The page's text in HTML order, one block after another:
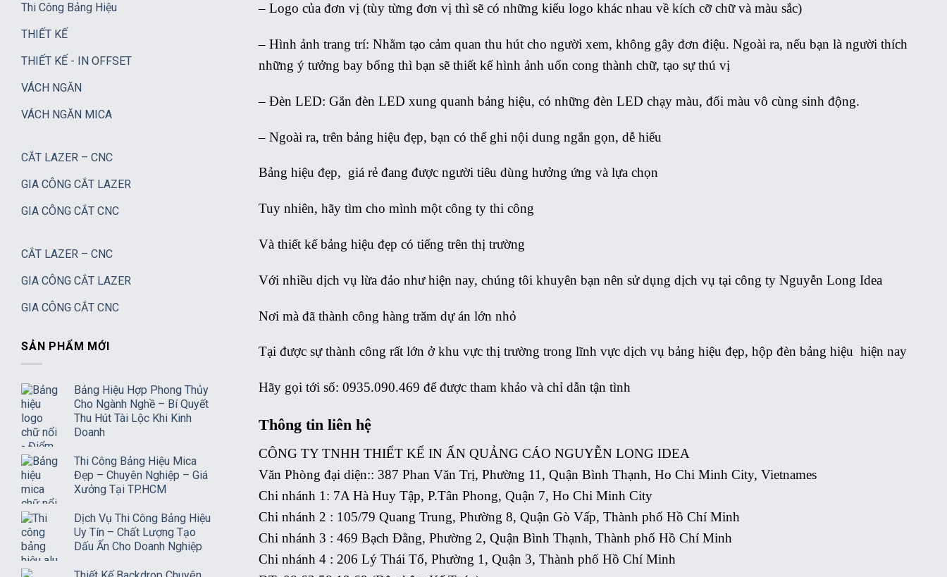
Thi Công Bảng Hiệu
THIẾT KẾ
THIẾT KẾ - IN OFFSET
VÁCH NGĂN
VÁCH NGĂN MICA
CẮT LAZER – CNC
GIA CÔNG CẮT LAZER
GIA CÔNG CẮT CNC
CẮT LAZER – CNC
GIA CÔNG CẮT LAZER
GIA CÔNG CẮT CNC
SẢN PHẨM MỚI
Bảng Hiệu Hợp Phong Thủy
Cho Ngành Nghề – Bí Quyết
Thu Hút Tài Lộc Khi Kinh
Doanh
Thi Công Bảng Hiệu Mica
Đẹp – Chuyên Nghiệp – Giá
Xưởng Tại TP.HCM
Dịch Vụ Thi Công Bảng Hiệu
Uy Tín – Chất Lượng Tạo
Dấu Ấn Cho Doanh Nghiệp
– Logo của đơn vị (tùy từng đơn vị thì sẽ có những kiểu logo khác nhau về kích cỡ chữ và màu sắc)
– Hình ảnh trang trí: Nhằm tạo cảm quan thu hút cho người xem, không gây đơn điệu. Ngoài ra, nếu bạn là người thích
những ý tưởng bay bổng thì bạn sẽ thiết kế hình ảnh uốn cong thành chữ, tạo sự thú vị
– Đèn LED: Gắn đèn LED xung quanh bảng hiệu, có những đèn LED chạy màu, đổi màu vô cùng sinh động.
– Ngoài ra, trên bảng hiệu đẹp, bạn có thể ghi nội dung ngắn gọn, dễ hiểu
Bảng hiệu đẹp, giá rẻ đang được người tiêu dùng hưởng ứng và lựa chọn
Tuy nhiên, hãy tìm cho mình một công ty thi công
Và thiết kế bảng hiệu đẹp có tiếng trên thị trường
Với nhiều dịch vụ lừa đảo như hiện nay, chúng tôi khuyên bạn nên sử dụng dịch vụ tại công ty Nguyễn Long Idea
Nơi mà đã thành công hàng trăm dự án lớn nhỏ
Tại được sự thành công rất lớn ở khu vực thị trường trong lĩnh vực dịch vụ bảng hiệu đẹp, hộp đèn bảng hiệu hiện nay
Hãy gọi tới số: 0935.090.469 để được tham khảo và chỉ dẫn tận tình
Thông tin liên hệ
CÔNG TY TNHH THIẾT KẾ IN ẤN QUẢNG CÁO NGUYỄN LONG IDEA
Văn Phòng đại diện:: 387 Phan Văn Trị, Phường 11, Quận Bình Thạnh, Ho Chi Minh City, Vietnames
Chi nhánh 1: 7A Hà Huy Tập, P.Tân Phong, Quận 7, Ho Chi Minh City
Chi nhánh 2 : 105/79 Quang Trung, Phường 8, Quận Gò Vấp, Thành phố Hồ Chí Minh
Chi nhánh 3 : 469 Bạch Đằng, Phường 2, Quận Bình Thạnh, Thành phố Hồ Chí Minh
Chi nhánh 4 : 206 Lý Thái Tổ, Phường 1, Quận 3, Thành phố Hồ Chí Minh